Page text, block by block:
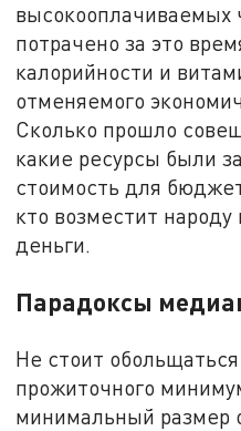
высокооплачиваемых
потрачено за это
калорийности и
отменяемого
Сколько прошло
какие ресурсы были
стоимость для
кто возместит
деньги.
Парадоксы
Не стоит
прожиточного
минимальный размер